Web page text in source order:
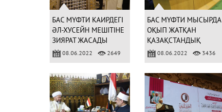
БАС МҮФТИ КАИРДЕГІ
ӘЛ-ХУСЕЙН МЕШІТІНЕ
ЗИЯРАТ ЖАСАДЫ
(ФОТО)08.06.2022 2649
БАС МҮФТИ МЫСЫРДА
ОҚЫП ЖАТҚАН
ҚАЗАҚСТАНДЫҚ
СТУДЕНТТЕРМЕН
ЖҮЗДЕСТІ (ФОТО)
08.06.2022 3436